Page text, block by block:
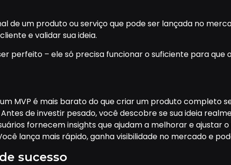
de um produto ou serviço que pode ser lançada no
e validar sua ideia.
perfeito – ele só precisa funcionar o suficiente para
MVP é mais barato do que criar um produto completo
Antes de investir pesado, você descobre se sua ideia
fornecem insights que ajudam a melhorar e ajustar
lança mais rápido, ganha visibilidade no mercado e
sucesso